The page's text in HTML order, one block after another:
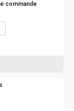
commande